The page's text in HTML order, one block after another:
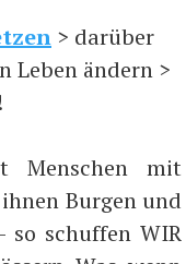
> darüber
Leben ändern >
Menschen mit
Burgen und
so schuffen WIR